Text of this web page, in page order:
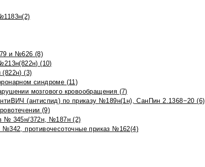
и №626 (8)
(10)
(3)
синдроме (11)
мозгового кровообращения (7)
(антиспид) по приказу №189н(1н), СанПин 2.1368−20 (6)
(9)
№ 345н/372н, №187н (2)
№342, противочесоточные приказ №162(4)